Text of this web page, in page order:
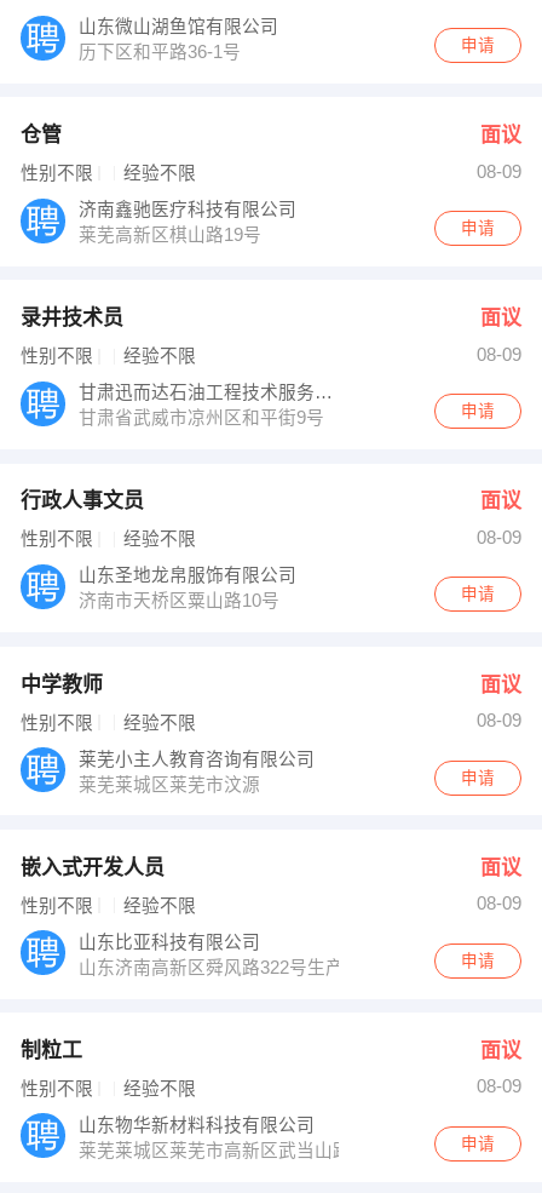
山东微山湖鱼馆有限公司
历下区和平路36-1号
申请
仓管 面议
性别不限 经验不限
08-09
济南鑫驰医疗科技有限公司
莱芜高新区棋山路19号
申请
录井技术员 面议
性别不限 经验不限
08-09
甘肃迅而达石油工程技术服务有限公司
甘肃省武威市凉州区和平街9号
申请
行政人事文员 面议
性别不限 经验不限
08-09
山东圣地龙帛服饰有限公司
济南市天桥区粟山路10号
申请
中学教师 面议
性别不限 经验不限
08-09
莱芜小主人教育咨询有限公司
莱芜莱城区莱芜市汶源
申请
嵌入式开发人员 面议
性别不限 经验不限
08-09
山东比亚科技有限公司
山东济南高新区舜风路322号生产厂10号楼东单元1-101室
申请
制粒工 面议
性别不限 经验不限
08-09
山东物华新材料科技有限公司
莱芜莱城区莱芜市高新区武当山路鹏泉工业园17号
申请